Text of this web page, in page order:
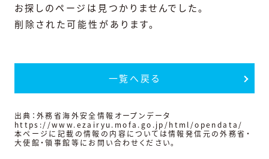
お探しのページは見つかりませんでした。
削除された可能性があります。
一覧へ戻る
出典：外務省海外安全情報オープンデータ
https://www.ezairyu.mofa.go.jp/html/opendata/
本ページに記載の情報の内容については情報発信元の外務省・
大使館・領事館等にお問い合わせください。